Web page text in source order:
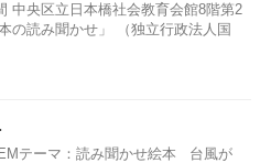
央区立日本橋社会教育会館8階第2
読み聞かせ」 （独立行政法人国
テーマ：読み聞かせ絵本 台風が